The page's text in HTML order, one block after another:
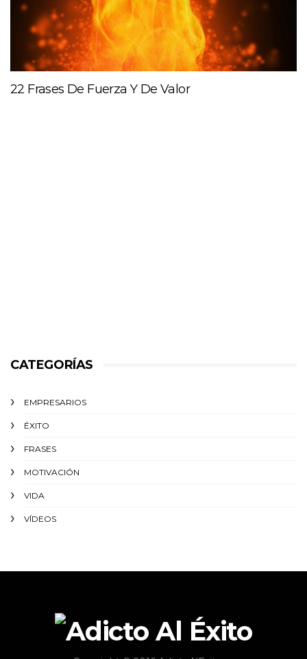
22 Frases De Fuerza Y De Valor
CATEGORÍAS
EMPRESARIOS
ÉXITO‬
FRASES
MOTIVACIÓN
VIDA
VÍDEOS